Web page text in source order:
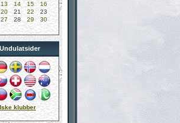
13 14 15
16
20 21 22
23
27 28 29
30
klubber